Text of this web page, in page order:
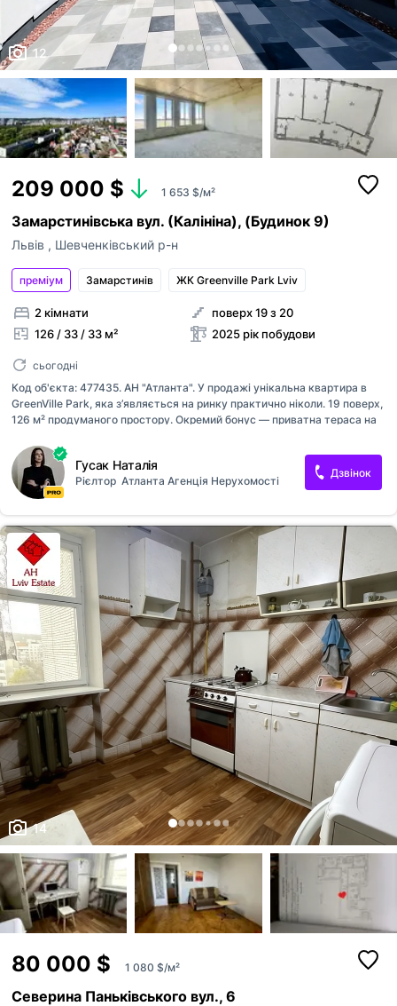
12
209 000 $ 1 653 $/м²
Замарстинівська вул. (Калініна), (Будинок 9)
Львів , Шевченківський р-н
преміум Замарстинiв ЖК Greenville Park Lviv
2 кімнати
126 / 33 / 33 м²
поверх 19 з 20
2025 рік побудови
сьогодні
Код об'єкта: 477435. АН "Атланта". У продажі унікальна квартира в
GreenVille Park, яка з’являється на ринку практично ніколи. 19 поверх,
126 м² продуманого простору. Окремий бонус — приватна тераса на
кухня-студія 33 м² правильної форми, багато світла, без жодної
потреби у переплануванні. Дві ізольовані кімнати — ідеально для
комфортного проживання або вигідної інвестиції. Продумана вхідна
група, яка одразу створює відчуття простору. Це не просто квартира
— це інший рівень життя. Тераса стає вашим особистим місцем сили:
ранкова кава з видом на місто, вечори з неймовірними заходами
сонця і відчуттям, що весь Львів у вас на до...
Гусак Наталія
Рієлтор Атланта Агенція Нерухомості
Дзвінок
14
80 000 $ 1 080 $/м²
Северина Паньківського вул., 6